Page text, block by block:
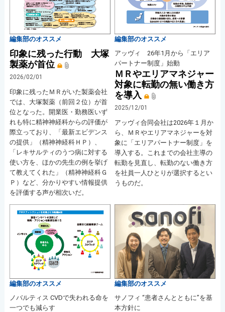
編集部のオススメ
印象に残った行動 大塚
製薬が首位
2026/02/01
印象に残ったＭＲがいた製薬会社
では、大塚製薬（前回２位）が首
位となった。開業医・勤務医いず
れも特に精神神経科からの評価が
際立っており、「最新エビデンス
の提供」（精神神経科ＨＰ）、
「レキサルティのうつ病に対する
使い方を、ほかの先生の例を挙げ
て教えてくれた」（精神神経科Ｇ
Ｐ）など、分かりやすい情報提供
を評価する声が相次いだ。
編集部のオススメ
アッヴィ 26年1月から「エリア
パートナー制度」始動
ＭＲやエリアマネジャー
対象に転勤の無い働き方
を導入
2025/12/01
アッヴィ合同会社は2026年１月か
ら、ＭＲやエリアマネジャーを対
象に「エリアパートナー制度」を
導入する。これまでの会社主導の
転勤を見直し、転勤のない働き方
を社員一人ひとりが選択するとい
うものだ。
編集部のオススメ
ノバルティス CVDで失われる命を
一つでも減らす
編集部のオススメ
サノフィ “患者さんとともに”を基
本方針に